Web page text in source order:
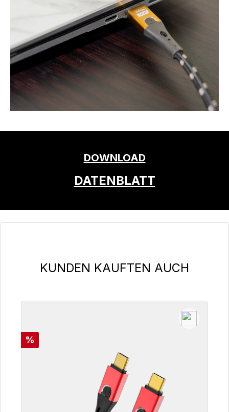
DOWNLOAD
DATENBLATT
Produktgalerie überspringen
KUNDEN KAUFTEN AUCH
Rabatt
%